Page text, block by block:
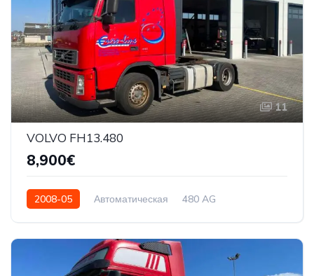
11
VOLVO FH13.480
8,900€
2008-05 Автоматическая 480 AG